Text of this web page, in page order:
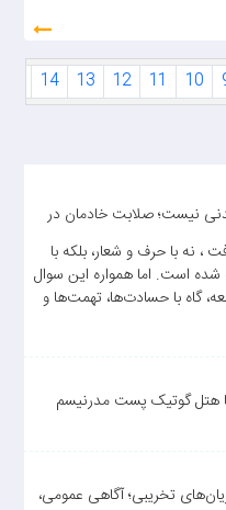
نیست؛ صلابت خادمان در
، نه با حرف و شعار، بلکه با
است. اما همواره این سوال
گاه با حسادت‌ها، تهمت‌ها و
هتل گوتیک پست مدرنیسم
تخریبی؛ آگاهی عمومی،
10
11
12
13
14